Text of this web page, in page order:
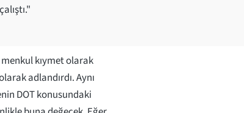
kıymet olarak
adlandırdı. Aynı
DOT konusundaki